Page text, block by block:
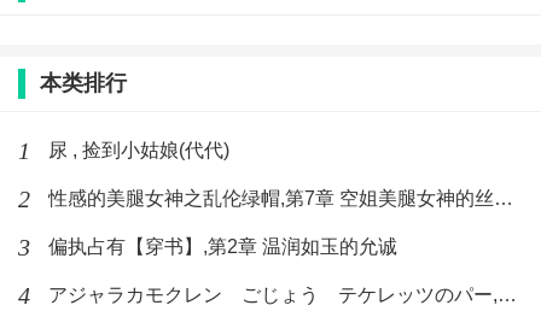
本类排行
1 尿 , 捡到小姑娘(代代)
2 性感的美腿女神之乱伦绿帽,第7章 空姐美腿女神的丝袜足交
3 偏执占有【穿书】,第2章 温润如玉的允诚
4 アジャラカモクレン ごじょう テケレッツのパー,【No. 42 Rube Goldberg Machine】十四